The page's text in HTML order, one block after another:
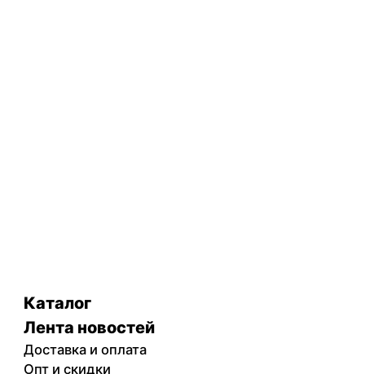
Каталог
Лента новостей
Доставка и оплата
Опт и скидки